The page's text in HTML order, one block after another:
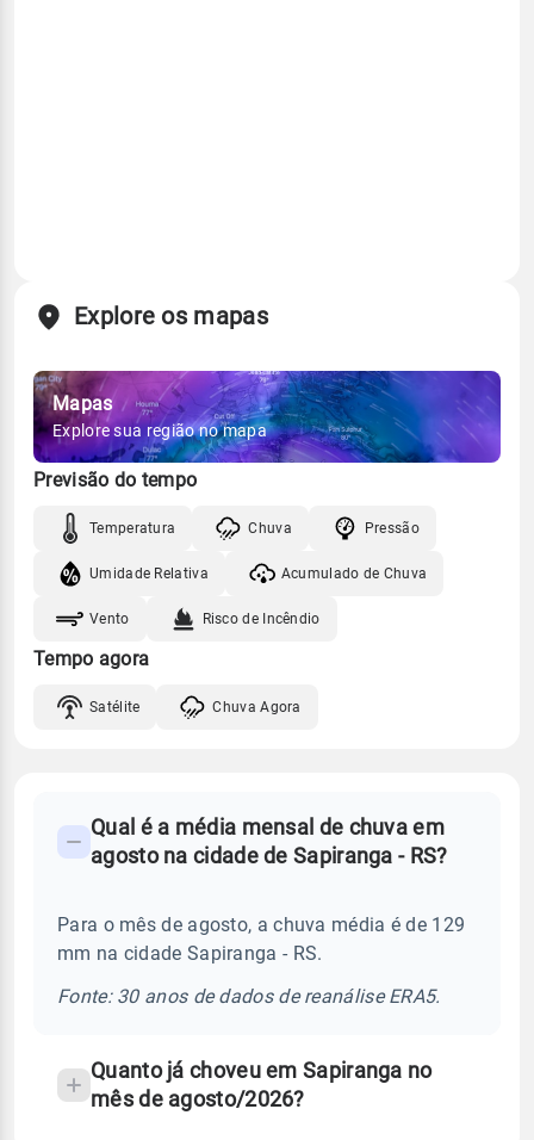
Explore os mapas
Mapas
Explore sua região no mapa
Previsão do tempo
Temperatura Chuva Pressão
Umidade Relativa Acumulado de Chuva
Vento Risco de Incêndio
Tempo agora
Satélite Chuva Agora
Perguntas
sobre
chuva
Qual é a média mensal de chuva em
agosto na cidade de Sapiranga - RS?
Para o mês de agosto, a chuva média é de 129
mm na cidade Sapiranga - RS.
Fonte: 30 anos de dados de reanálise ERA5.
Quanto já choveu em Sapiranga no
mês de agosto/2026?